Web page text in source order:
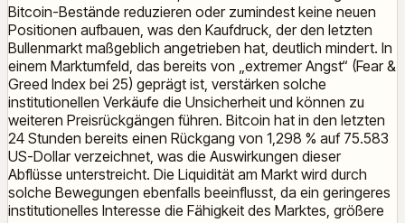
Bitcoin-Bestände reduzieren oder zumindest keine neuen
Positionen aufbauen, was den Kaufdruck, der den letzten
Bullenmarkt maßgeblich angetrieben hat, deutlich mindert. In
einem Marktumfeld, das bereits von „extremer Angst“ (Fear &
Greed Index bei 25) geprägt ist, verstärken solche
institutionellen Verkäufe die Unsicherheit und können zu
weiteren Preisrückgängen führen. Bitcoin hat in den letzten
24 Stunden bereits einen Rückgang von 1,298 % auf 75.583
US-Dollar verzeichnet, was die Auswirkungen dieser
Abflüsse unterstreicht. Die Liquidität am Markt wird durch
solche Bewegungen ebenfalls beeinflusst, da ein geringeres
institutionelles Interesse die Fähigkeit des Marktes, größere